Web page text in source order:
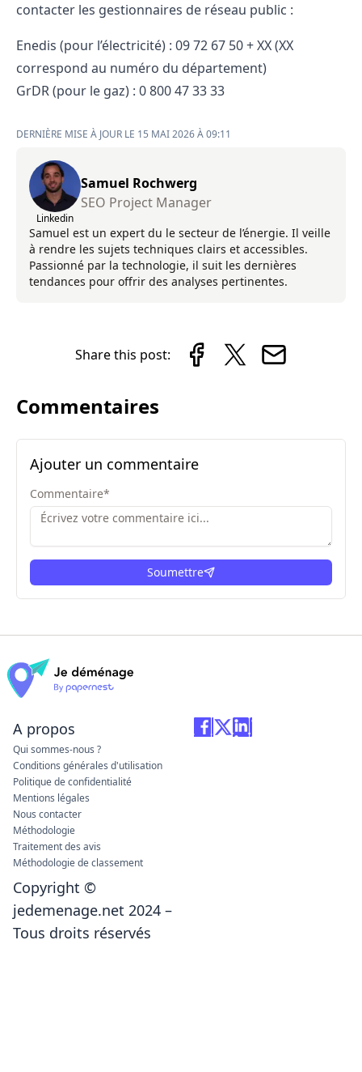
contacter les gestionnaires de réseau public :
Enedis (pour l’électricité) : 09 72 67 50 + XX (XX
correspond au numéro du département)
GrDR (pour le gaz) : 0 800 47 33 33
DERNIÈRE MISE À JOUR LE 15 MAI 2026 À 09:11
Linkedin
Samuel Rochwerg
SEO Project Manager
Samuel est un expert du le secteur de l’énergie. Il veille
à rendre les sujets techniques clairs et accessibles.
Passionné par la technologie, il suit les dernières
tendances pour offrir des analyses pertinentes.
Share this post:
Commentaires
Ajouter un commentaire
Commentaire*
Soumettre
A propos
Qui sommes-nous ?
Conditions générales d'utilisation
Politique de confidentialité
Mentions légales
Nous contacter
Méthodologie
Traitement des avis
Méthodologie de classement
Copyright ©
jedemenage.net 2024 –
Tous droits réservés